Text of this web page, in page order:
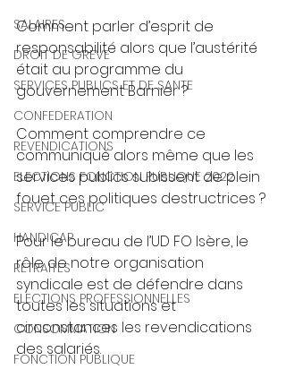
SALAIRES
DROIT DE GREVE
SERVICES PUBLICS ET DE SANTE
CONFEDERATION
REVENDICATIONS
ELECTIONS FONCTION PUBLIQUE 2022
SERVICE PUBLIC
HANDICAP
RETRAITES
ELECTIONS PROFESSIONNELLES
CONSOMMATION
FONCTION PUBLIQUE
Comment parler d’esprit de
responsabilité alors que l’austérité
était au programme du
gouvernement Barnier ?
Comment comprendre ce
communiqué alors même que les
services publics subissent de plein
fouet ces politiques destructrices ?
Pour le bureau de l’UD FO Isère, le
rôle de notre organisation
syndicale est de défendre dans
toutes les situations et
circonstances les revendications
des salariés.